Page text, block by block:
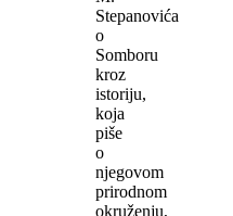
Stepanovića
o
Somboru
kroz
istoriju,
koja
piše
o
njegovom
prirodnom
okruženju,